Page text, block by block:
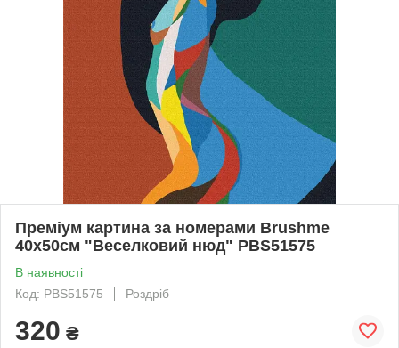
Преміум картина за номерами Brushme
40x50см "Веселковий нюд" PBS51575
В наявності
Код: PBS51575
Роздріб
320 ₴